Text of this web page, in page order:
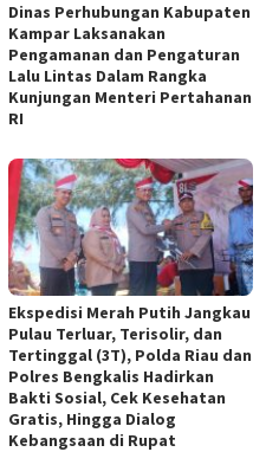
Dinas Perhubungan Kabupaten
Kampar Laksanakan
Pengamanan dan Pengaturan
Lalu Lintas Dalam Rangka
Kunjungan Menteri Pertahanan
RI
Ekspedisi Merah Putih Jangkau
Pulau Terluar, Terisolir, dan
Tertinggal (3T), Polda Riau dan
Polres Bengkalis Hadirkan
Bakti Sosial, Cek Kesehatan
Gratis, Hingga Dialog
Kebangsaan di Rupat